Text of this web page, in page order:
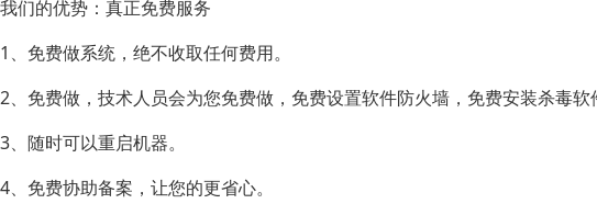
我们的优势：真正免费服务
1、免费做系统，绝不收取任何费用。
2、免费做，技术人员会为您免费做，免费设置软件防火墙，免费安装杀毒软
3、随时可以重启机器。
4、免费协助备案，让您的更省心。